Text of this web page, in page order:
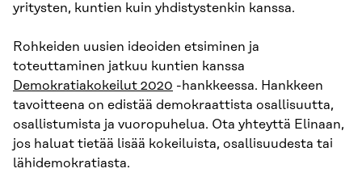
yritysten, kuntien kuin yhdistystenkin kanssa.
Rohkeiden uusien ideoiden etsiminen ja
toteuttaminen jatkuu kuntien kanssa
Demokratiakokeilut 2020 -hankkeessa. Hankkeen
tavoitteena on edistää demokraattista osallisuutta,
osallistumista ja vuoropuhelua. Ota yhteyttä Elinaan,
jos haluat tietää lisää kokeiluista, osallisuudesta tai
lähidemokratiasta.